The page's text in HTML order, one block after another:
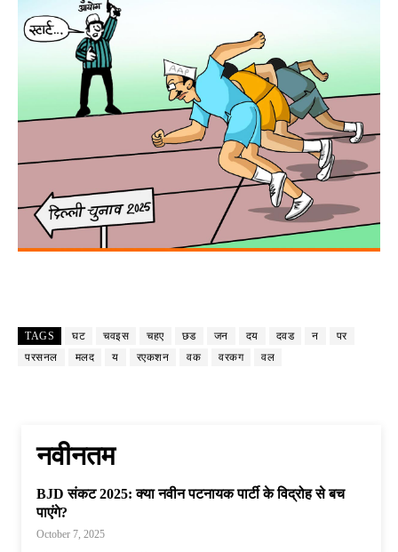
TAGS घट चवइस चहए छड जन दय दवड न
पर
परसनल
मलद य रएकशन वक वरकग वल
नवीनतम
BJD संकट 2025: क्या नवीन पटनायक पार्टी के विद्रोह से बच
पाएंगे?
October 7, 2025